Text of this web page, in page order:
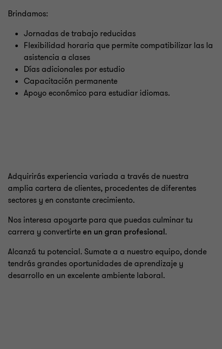
Brindamos:
Jornadas de trabajo reducidas
Flexibilidad horaria que permite compatibilizar las la
asistencia a clases
Días adicionales por estudio
Capacitación permanente
Apoyo económico para estudiar idiomas.
Adquirirás experiencia variada a través de nuestra
amplia cartera de clientes, procedentes de diferentes
sectores y en constante crecimiento.
Nos interesa apoyarte para que puedas culminar tu
carrera y convertirteen un gran profesional.
Alcanzá tu potencial. Sumate a a nuestro equipo, donde
tendrás grandes oportunidades de aprendizaje y
desarrollo en un excelente ambiente laboral.